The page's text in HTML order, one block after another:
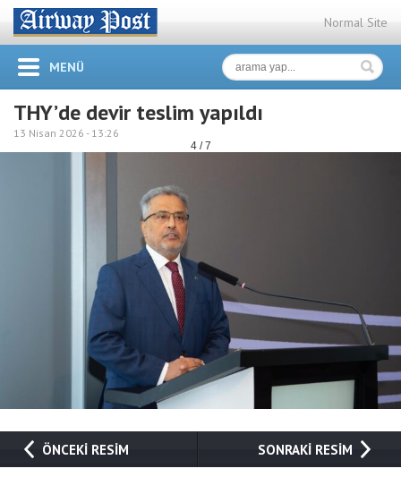
Normal Site
MENÜ
THY’de devir teslim yapıldı
13 Nisan 2026 - 13:26
4 / 7
ÖNCEKİ RESİM SONRAKİ RESİM